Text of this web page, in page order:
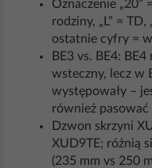
Oznaczenie „20”
rodziny, „L” =
ostatnie cyfry =
BE3 vs. BE4:
wsteczny, lecz w
występowały –
również
Dzwon skrzyni
XUD9TE; różnią
(235 mm vs 250